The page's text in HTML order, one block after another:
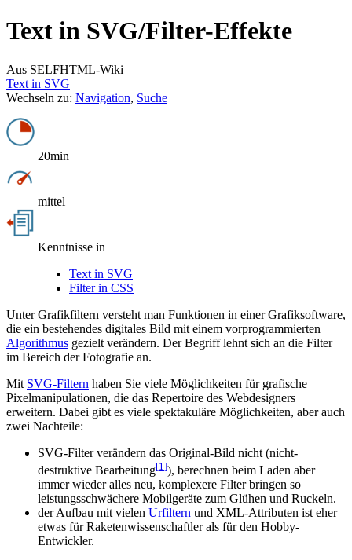
Text in SVG/Filter-Effekte
Aus SELFHTML-Wiki
Text in SVG
Wechseln zu: Navigation, Suche
20min
mittel
Kenntnisse in
Text in SVG
Filter in CSS
Unter Grafikfiltern versteht man Funktionen in einer Grafiksoftware,
die ein bestehendes digitales Bild mit einem vorprogrammierten
Algorithmus gezielt verändern. Der Begriff lehnt sich an die Filter
im Bereich der Fotografie an.
Mit SVG-Filtern haben Sie viele Möglichkeiten für grafische
Pixelmanipulationen, die das Repertoire des Webdesigners
erweitern. Dabei gibt es viele spektakuläre Möglichkeiten, aber auch
zwei Nachteile:
SVG-Filter verändern das Original-Bild nicht (nicht-
destruktive Bearbeitung[1 ]), berechnen beim Laden aber
immer wieder alles neu, komplexere Filter bringen so
leistungsschwächere Mobilgeräte zum Glühen und Ruckeln.
der Aufbau mit vielen Urfiltern und XML-Attributen ist eher
etwas für Raketenwissenschaftler als für den Hobby-
Entwickler.